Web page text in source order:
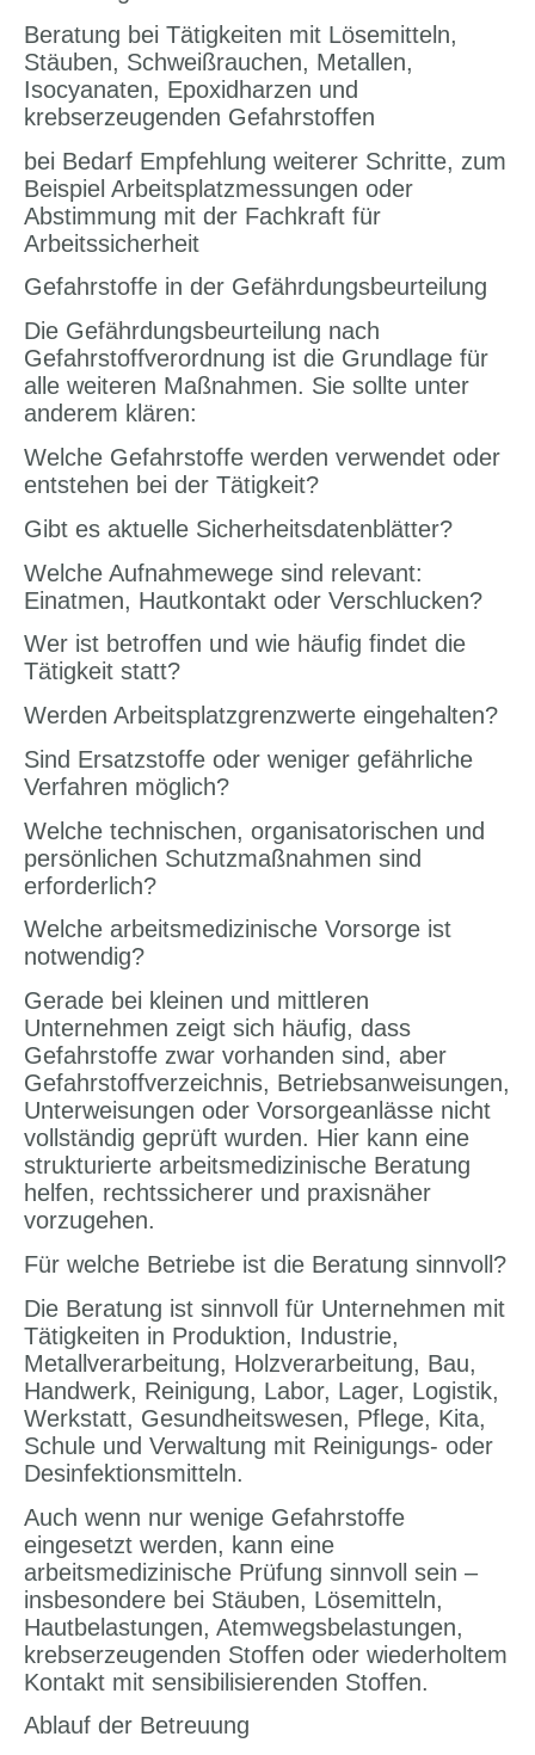
Beratung bei Tätigkeiten mit Lösemitteln,
Stäuben, Schweißrauchen, Metallen,
Isocyanaten, Epoxidharzen und
krebserzeugenden Gefahrstoffen
bei Bedarf Empfehlung weiterer Schritte, zum
Beispiel Arbeitsplatzmessungen oder
Abstimmung mit der Fachkraft für
Arbeitssicherheit
Gefahrstoffe in der Gefährdungsbeurteilung
Die Gefährdungsbeurteilung nach
Gefahrstoffverordnung ist die Grundlage für
alle weiteren Maßnahmen. Sie sollte unter
anderem klären:
Welche Gefahrstoffe werden verwendet oder
entstehen bei der Tätigkeit?
Gibt es aktuelle Sicherheitsdatenblätter?
Welche Aufnahmewege sind relevant:
Einatmen, Hautkontakt oder Verschlucken?
Wer ist betroffen und wie häufig findet die
Tätigkeit statt?
Werden Arbeitsplatzgrenzwerte eingehalten?
Sind Ersatzstoffe oder weniger gefährliche
Verfahren möglich?
Welche technischen, organisatorischen und
persönlichen Schutzmaßnahmen sind
erforderlich?
Welche arbeitsmedizinische Vorsorge ist
notwendig?
Gerade bei kleinen und mittleren
Unternehmen zeigt sich häufig, dass
Gefahrstoffe zwar vorhanden sind, aber
Gefahrstoffverzeichnis, Betriebsanweisungen,
Unterweisungen oder Vorsorgeanlässe nicht
vollständig geprüft wurden. Hier kann eine
strukturierte arbeitsmedizinische Beratung
helfen, rechtssicherer und praxisnäher
vorzugehen.
Für welche Betriebe ist die Beratung sinnvoll?
Die Beratung ist sinnvoll für Unternehmen mit
Tätigkeiten in Produktion, Industrie,
Metallverarbeitung, Holzverarbeitung, Bau,
Handwerk, Reinigung, Labor, Lager, Logistik,
Werkstatt, Gesundheitswesen, Pflege, Kita,
Schule und Verwaltung mit Reinigungs- oder
Desinfektionsmitteln.
Auch wenn nur wenige Gefahrstoffe
eingesetzt werden, kann eine
arbeitsmedizinische Prüfung sinnvoll sein –
insbesondere bei Stäuben, Lösemitteln,
Hautbelastungen, Atemwegsbelastungen,
krebserzeugenden Stoffen oder wiederholtem
Kontakt mit sensibilisierenden Stoffen.
Ablauf der Betreuung